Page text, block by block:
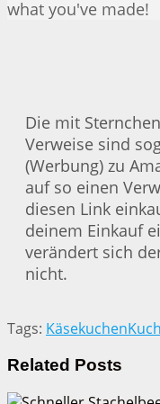
what you've made!
Die mit
Verweise sind
(Werbung) zu
auf so einen
diesen Link
deinem Einkauf
verändert sich
nicht.
Tags: Käsekuchen
Related Posts